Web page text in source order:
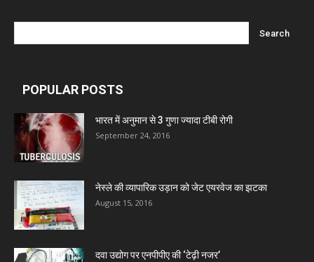
Leeford Healthcare Ltd
Admac Group Companies
Deep Shree Pharmaceuticals
Zumentes Healthcare
POPULAR POSTS
भारत में अनुमान से 3 गुणा ज्यादा टीबी रोगी
September 24, 2016
नेस्ले की व्यापारिक उड़ान को जेट एयरवेज का झटका
August 15, 2016
दवा उद्योग पर एनपीपीए की ‘टेढ़ी नजर’